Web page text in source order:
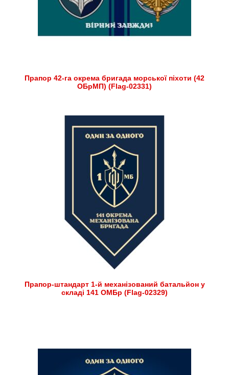
Прапор 42-га окрема бригада морської піхоти (42
ОБрМП) (Flag-02331)
Прапор-штандарт 1-й механізований батальйон у
складі 141 ОМБр (Flag-02329)